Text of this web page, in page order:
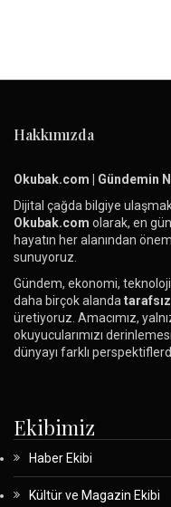
Hakkımızda
Okubak.com | Gündemin
Dijital çağda bilgiye
Okubak.com olarak, en
hayatın her alanından
sunuyoruz.
Gündem, ekonomi,
daha birçok alanda
üretiyoruz. Amacımız,
okuyucularımızı
dünyayı farklı
Ekibimiz
Haber Ekibi
Kültür ve Magazin Ekibi